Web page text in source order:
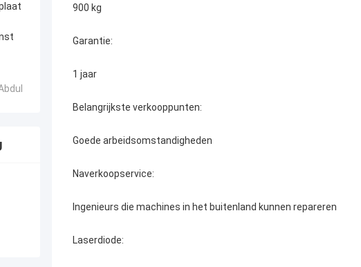
900 kg
Garantie:
1 jaar
Belangrijkste verkooppunten:
Goede arbeidsomstandigheden
Naverkoopservice:
Ingenieurs die machines in het buitenland kunnen repareren
Laserdiode: